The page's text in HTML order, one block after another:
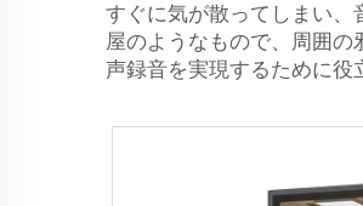
すぐに気が散ってしまい、
屋のようなもので、周囲
声録音を実現するために役